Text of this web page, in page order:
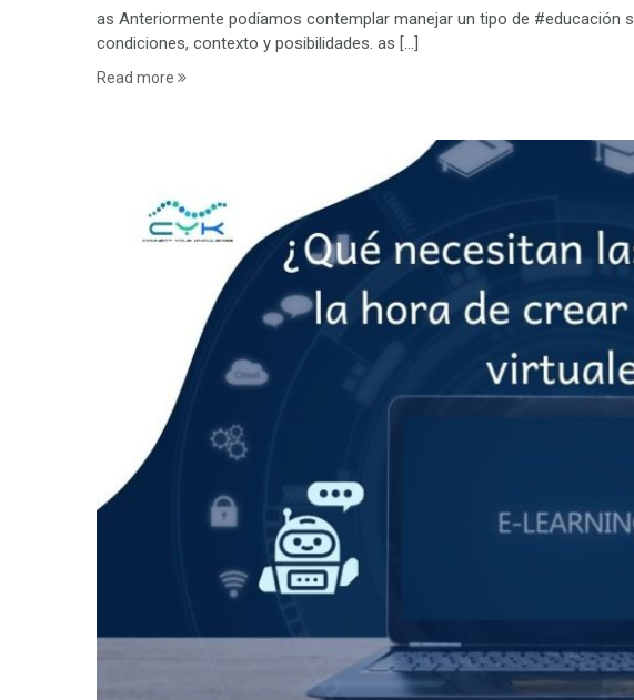
as Anteriormente podíamos contemplar manejar un tipo de #educación
condiciones, contexto y posibilidades. as […]
Read more